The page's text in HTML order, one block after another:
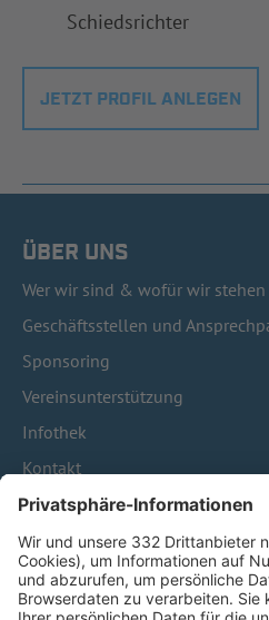
Schiedsrichter
JETZT PROFIL ANLEGEN
ÜBER UNS
Wer wir sind & wofür wir stehen
Geschäftsstellen und
Sponsoring
Vereinsunterstützung
Infothek
Kontakt
HÄUFIG BESUCHTE
Pässe und Vereinswechsel
Trainerausbildung